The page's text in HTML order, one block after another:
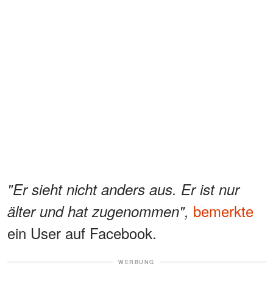
"Er sieht nicht anders aus. Er ist nur
älter und hat zugenommen", bemerkte
ein User auf Facebook.
WERBUNG